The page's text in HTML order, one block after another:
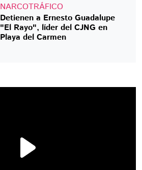
NARCOTRÁFICO
Detienen a Ernesto Guadalupe
"El Rayo", líder del CJNG en
Playa del Carmen